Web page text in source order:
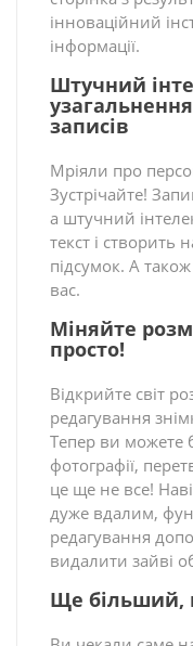
інноваційний
інформації.
Штучний
записів
Мріяли про
Зустрічайте!
а штучний
текст і створить
підсумок. А
вас.
Міняйте
просто!
Відкрийте світ
редагування
Тепер ви можете
фотографії,
це ще не все!
дуже вдалим,
редагування
видалити зайві
Ще